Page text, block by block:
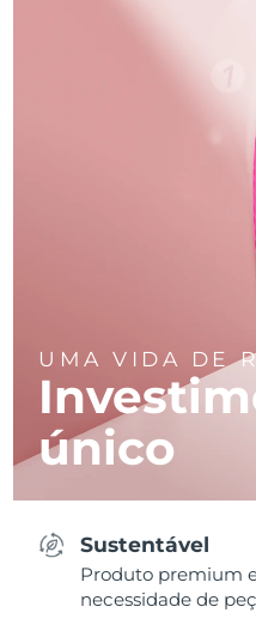
UMA VIDA DE
único
Sustentável
Produto premium
necessidade de